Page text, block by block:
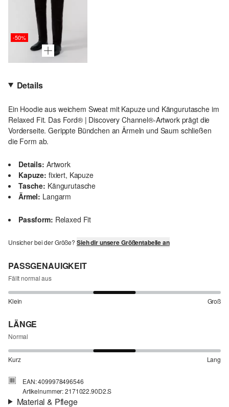
-50%
Details
Ein Hoodie aus weichem Sweat mit Kapuze und Kängurutasche im
Relaxed Fit. Das Ford® | Discovery Channel®-Artwork prägt die
Vorderseite. Gerippte Bündchen an Ärmeln und Saum schließen
die Form ab.
Details: Artwork
Kapuze: fixiert, Kapuze
Tasche: Kängurutasche
Ärmel: Langarm
Passform: Relaxed Fit
Unsicher bei der Größe? Sieh dir unsere Größentabelle an
PASSGENAUIGKEIT
Fällt normal aus
Klein Groß
LÄNGE
Normal
Kurz Lang
EAN: 4099978496546
Artikelnummer: 2171022.90D2.S
Material & Pflege